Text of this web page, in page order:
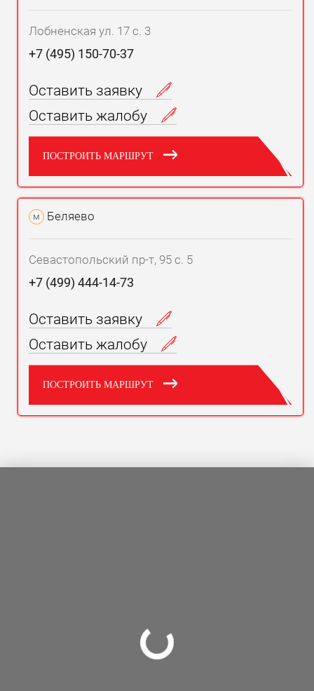
Лобненская ул. 17 с. 3
+7 (495) 150-70-37
Оставить заявку
Оставить жалобу
ПОСТРОИТЬ МАРШРУТ
м Беляево
Севастопольский пр-т, 95 с. 5
+7 (499) 444-14-73
Оставить заявку
Оставить жалобу
ПОСТРОИТЬ МАРШРУТ